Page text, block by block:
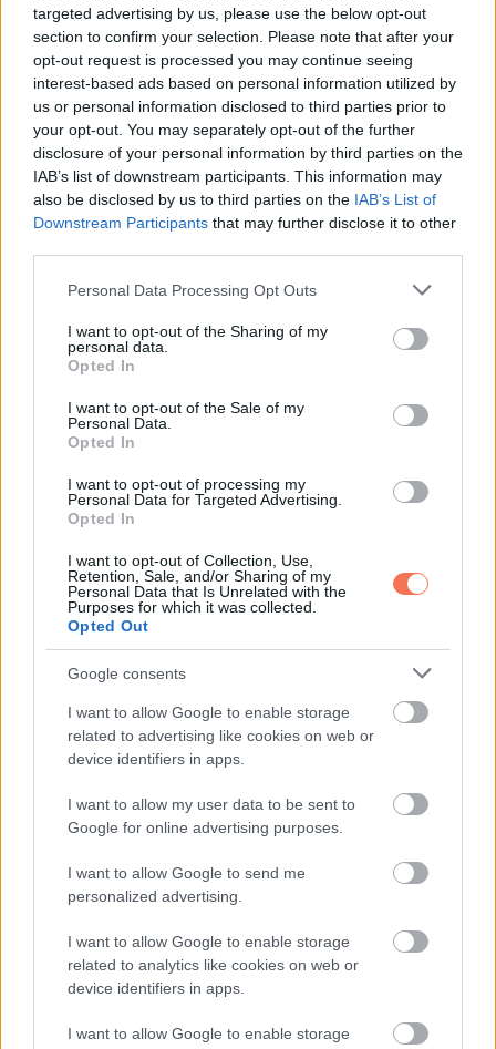
targeted advertising by us, please use the below opt-out
section to confirm your selection. Please note that after your
opt-out request is processed you may continue seeing
interest-based ads based on personal information utilized by
us or personal information disclosed to third parties prior to
your opt-out. You may separately opt-out of the further
disclosure of your personal information by third parties on the
IAB’s list of downstream participants. This information may
also be disclosed by us to third parties on the IAB’s List of
Downstream Participants that may further disclose it to other
Please note that this website/app uses one or more Google
not limited to your visit or usage behaviour. You may click to
grant or deny consent to Google and its third-party tags to
use your data for below specified purposes in below Google
consent section.
Personal Data Processing Opt Outs
I want to opt-out of the Sharing of my
personal data.
Opted In
I want to opt-out of the Sale of my
Personal Data.
Opted In
I want to opt-out of processing my
Personal Data for Targeted Advertising.
Opted In
I want to opt-out of Collection, Use,
Retention, Sale, and/or Sharing of my
Personal Data that Is Unrelated with the
Purposes for which it was collected.
Opted Out
Google consents
I want to allow Google to enable storage
related to advertising like cookies on web or
device identifiers in apps.
I want to allow my user data to be sent to
Google for online advertising purposes.
I want to allow Google to send me
personalized advertising.
I want to allow Google to enable storage
related to analytics like cookies on web or
device identifiers in apps.
I want to allow Google to enable storage
Egyensúlyozva indult el Ethan kezétől felém, közben
nevetett.
Ethan rám mosolygott a nappali másik feléből.
Nem férjként.
Nem elveszett szerelemként.
túlnőttünk azon, akik régen voltunk.
Aznap este, miközben ringattam a kisfiamat, halkan belém
A történet, ami a szülőszobában kezdődött, nem arról szólt,
hogy újra egymásra találunk.
Arról szólt, hogy megszakítunk mintákat.
Ethan kiszabadult az anyja irányítása alól.
Én pedig kiszabadultam abból a régi énemből, aki arra várt,
hogy valaki megvédje.
Nem lett nagy, drámai újrakezdés.
Nem építettünk új házasságot.
Helyette valami egészségesebbet raktunk össze.
Két felnőtt, akik belátták a hibáikat. Egy gyerek, akit nem a
hallgatás büntet. És egy nő, aki már nem fél az egyedülléttől.
Manilában az emberek egy idő után nem néztek rám
sajnálattal.